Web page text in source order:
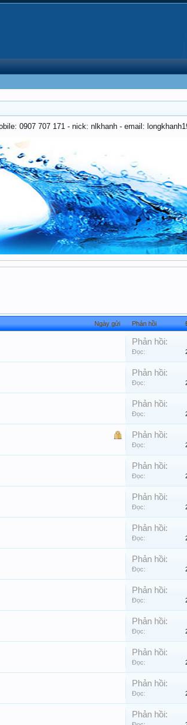
0907 707 171 - nick: nlkhanh - email:
Ngày gửi Phản hồi
Phản hồi:
Đọc:
Phản hồi:
Đọc:
Phản hồi:
Đọc:
Phản hồi:
Đọc:
Phản hồi:
Đọc:
Phản hồi:
Đọc:
Phản hồi:
Đọc:
Phản hồi:
Đọc:
Phản hồi:
Đọc:
Phản hồi:
Đọc:
Phản hồi:
Đọc:
Phản hồi:
Đọc:
Phản hồi: